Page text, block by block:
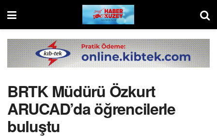
BRTK Müdürü Özkurt
ARUCAD’da öğrencilerle
buluştu